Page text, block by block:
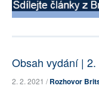
Obsah vydání | 2.
2. 2. 2021 /Rozhovor